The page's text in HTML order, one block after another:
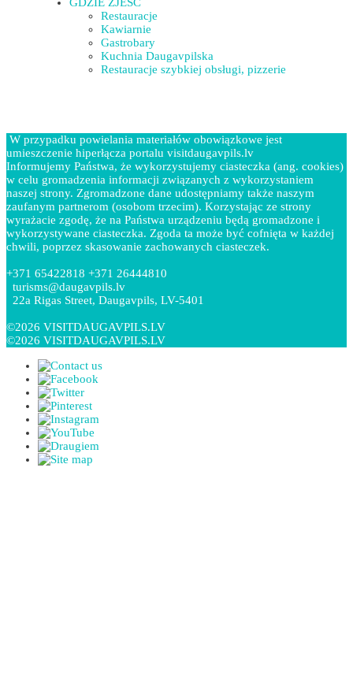
Restauracje
Kawiarnie
Gastrobary
Kuchnia Daugavpilska
Restauracje szybkiej obsługi, pizzerie
W przypadku powielania materiałów obowiązkowe jest
umieszczenie hiperłącza portalu visitdaugavpils.lv
Informujemy Państwa, że wykorzystujemy ciasteczka (ang. cookies)
w celu gromadzenia informacji związanych z wykorzystaniem
naszej strony. Zgromadzone dane udostępniamy także naszym
zaufanym partnerom (osobom trzecim). Korzystając ze strony
wyrażacie zgodę, że na Państwa urządzeniu będą gromadzone i
wykorzystywane ciasteczka. Zgoda ta może być cofnięta w każdej
chwili, poprzez skasowanie zachowanych ciasteczek.
+371 65422818 +371 26444810
turisms@daugavpils.lv
22a Rigas Street, Daugavpils, LV-5401
©2026 VISITDAUGAVPILS.LV
©2026 VISITDAUGAVPILS.LV